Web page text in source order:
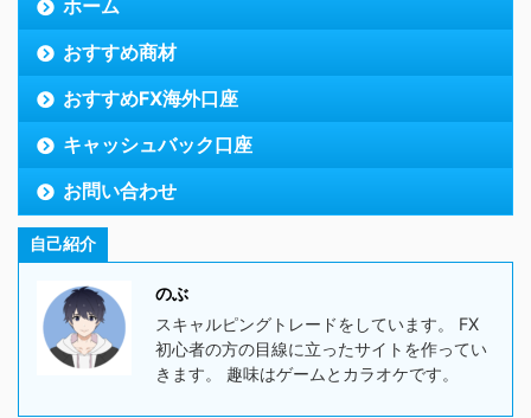
ホーム
おすすめ商材
おすすめFX海外口座
キャッシュバック口座
お問い合わせ
自己紹介
のぶ
スキャルピングトレードをしています。 FX
初心者の方の目線に立ったサイトを作ってい
きます。 趣味はゲームとカラオケです。